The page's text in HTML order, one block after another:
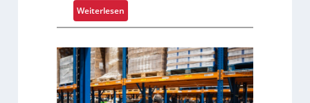
e
i
s
t
a
Weiterlesen:
K
a
g
a
r